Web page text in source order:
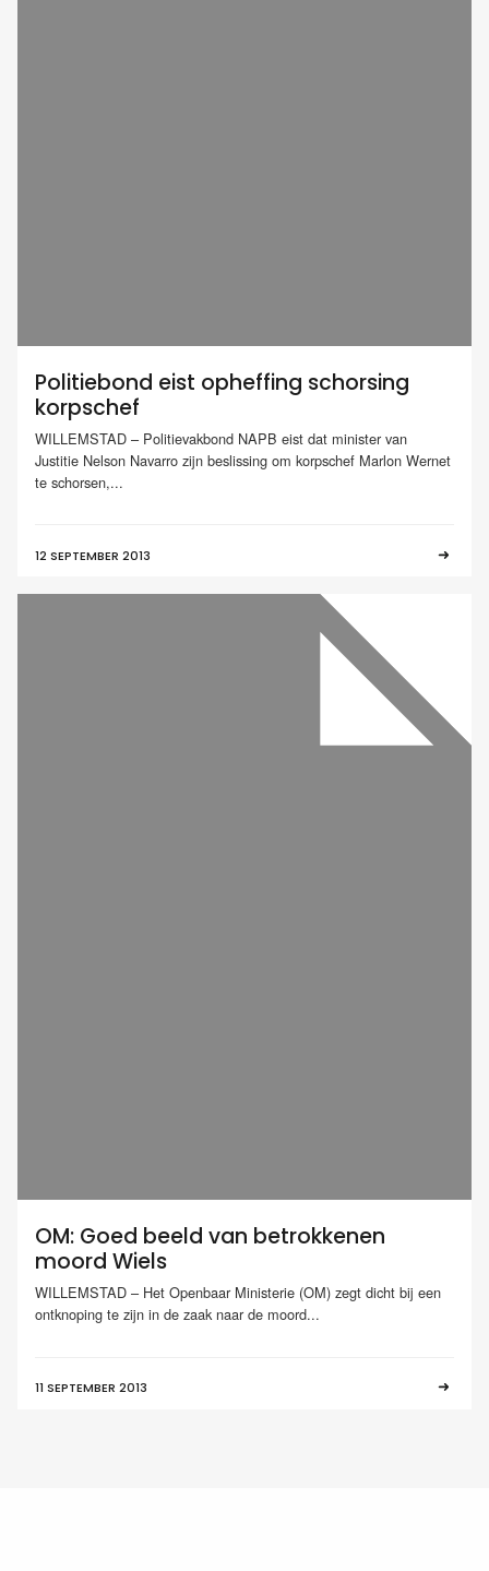
Politiebond eist opheffing schorsing
korpschef
WILLEMSTAD – Politievakbond NAPB eist dat minister van
Justitie Nelson Navarro zijn beslissing om korpschef Marlon Wernet
te schorsen,...
12 SEPTEMBER 2013
OM: Goed beeld van betrokkenen
moord Wiels
WILLEMSTAD – Het Openbaar Ministerie (OM) zegt dicht bij een
ontknoping te zijn in de zaak naar de moord...
11 SEPTEMBER 2013